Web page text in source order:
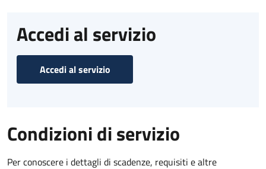
Accedi al servizio
Accedi al servizio
Condizioni di servizio
Per conoscere i dettagli di scadenze, requisiti e altre